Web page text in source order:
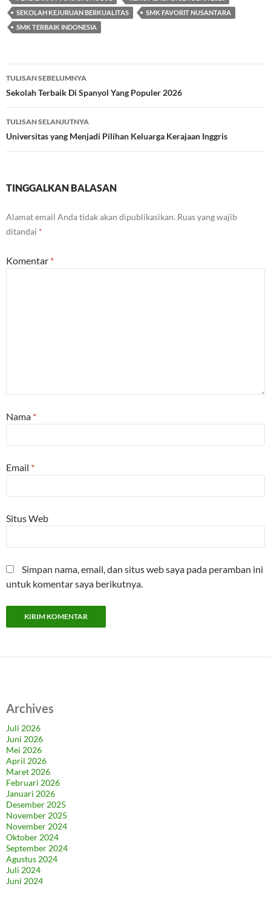
SEKOLAH KEJURUAN BERKUALITAS
SMK FAVORIT NUSANTARA
SMK TERBAIK INDONESIA
Navigasi
Tulisan
TULISAN SEBELUMNYA
Sekolah Terbaik Di Spanyol Yang Populer 2026
TULISAN SELANJUTNYA
Universitas yang Menjadi Pilihan Keluarga Kerajaan Inggris
TINGGALKAN BALASAN
Alamat email Anda tidak akan dipublikasikan. Ruas yang wajib
ditandai *
Komentar *
Nama *
Email *
Situs Web
Simpan nama, email, dan situs web saya pada peramban ini
untuk komentar saya berikutnya.
Archives
Juli 2026
Juni 2026
Mei 2026
April 2026
Maret 2026
Februari 2026
Januari 2026
Desember 2025
November 2025
November 2024
Oktober 2024
September 2024
Agustus 2024
Juli 2024
Juni 2024